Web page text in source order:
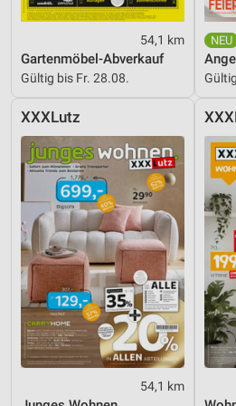
54,1 km
Gartenmöbel-Abverkauf
Gültig bis Fr. 28.08.
XXXLutz
54,1 km